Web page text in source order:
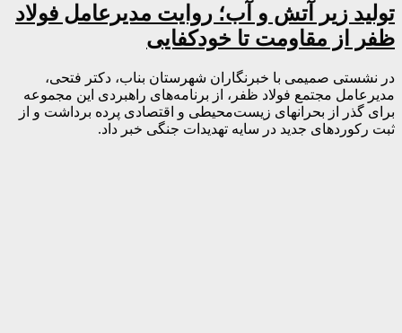
تولید زیر آتش و آب؛ روایت مدیرعامل فولاد
ظفر از مقاومت تا خودکفایی
در نشستی صمیمی با خبرنگاران شهرستان بناب، دکتر فتحی،
مدیرعامل مجتمع فولاد ظفر، از برنامه‌های راهبردی این مجموعه
برای گذر از بحرانهای زیست‌محیطی و اقتصادی پرده برداشت و از
ثبت رکوردهای جدید در سایه تهدیدات جنگی خبر داد.